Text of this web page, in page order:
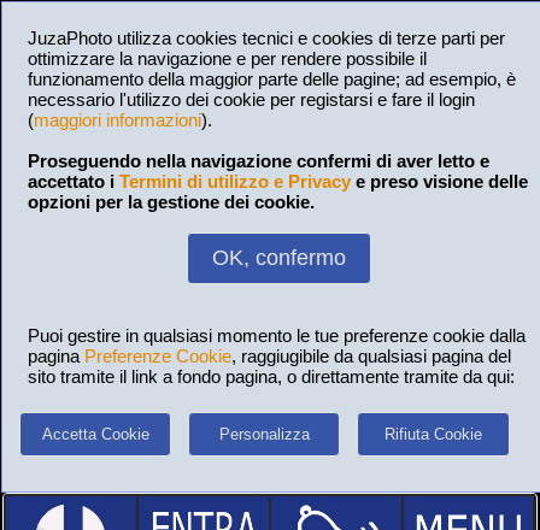
JuzaPhoto utilizza cookies tecnici e cookies di terze parti per
ottimizzare la navigazione e per rendere possibile il
funzionamento della maggior parte delle pagine; ad esempio, è
necessario l'utilizzo dei cookie per registarsi e fare il login
(maggiori informazioni).
Proseguendo nella navigazione confermi di aver letto e
accettato i Termini di utilizzo e Privacy e preso visione delle
opzioni per la gestione dei cookie.
OK, confermo
Puoi gestire in qualsiasi momento le tue preferenze cookie dalla
pagina Preferenze Cookie, raggiugibile da qualsiasi pagina del
sito tramite il link a fondo pagina, o direttamente tramite da qui:
Accetta Cookie Personalizza Rifiuta Cookie